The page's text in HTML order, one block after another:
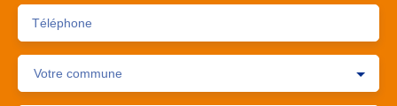
Téléphone
Votre commune